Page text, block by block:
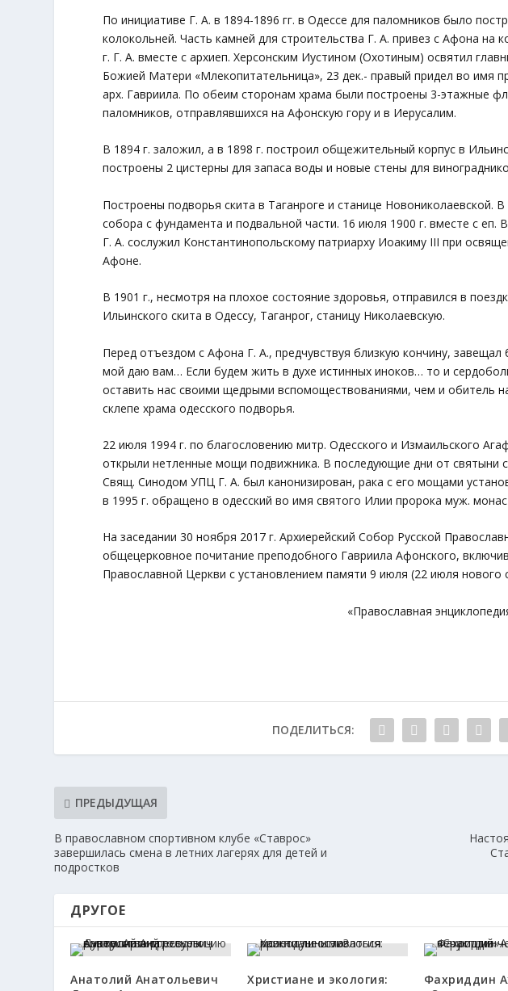
По инициативе Г. А. в 1894-1896 гг. в Одессе для паломников было
колокольней. Часть камней для строительства Г. А. привез с Афона на
г. Г. А. вместе с архиеп. Херсонским Иустином (Охотиным) освятил
Божией Матери «Млекопитательница», 23 дек.- правый придел во имя
арх. Гавриила. По обеим сторонам храма были построены 3-этажные
паломников, отправлявшихся на Афонскую гору и в Иерусалим.
В 1894 г. заложил, а в 1898 г. построил общежительный корпус в
построены 2 цистерны для запаса воды и новые стены для
Построены подворья скита в Таганроге и станице Новониколаевской. В
собора с фундамента и подвальной части. 16 июля 1900 г. вместе с еп.
Г. А. сослужил Константинопольскому патриарху Иоакиму III при
Афоне.
В 1901 г., несмотря на плохое состояние здоровья, отправился в
Ильинского скита в Одессу, Таганрог, станицу Николаевскую.
Перед отъездом с Афона Г. А., предчувствуя близкую кончину,
мой даю вам… Если будем жить в духе истинных иноков… то и
оставить нас своими щедрыми вспомоществованиями, чем и обитель
склепе храма одесского подворья.
22 июля 1994 г. по благословению митр. Одесского и Измаильского
открыли нетленные мощи подвижника. В последующие дни от святыни
Свящ. Синодом УПЦ Г. А. был канонизирован, рака с его мощами
в 1995 г. обращено в одесский во имя святого Илии пророка муж.
На заседании 30 ноября 2017 г. Архиерейский Собор Русской
общецерковное почитание преподобного Гавриила Афонского,
Православной Церкви с установлением памяти 9 июля (22 июля нового
«Православная
ПОДЕЛИТЬСЯ:
ПРЕДЫДУЩАЯ
В православном спортивном клубе «Ставрос»
завершилась смена в летних лагерях для детей и
подростков
ДРУГОЕ
Анатолий Анатольевич
Христиане и экология:
Фахриддин